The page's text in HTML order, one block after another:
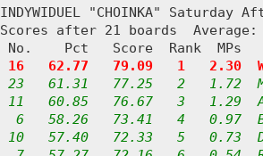
INDYWIDUEL "CHOINKA" Saturday
Scores after 21 boards
No.    Pct   Score  Rank
16   62.77   79.09   1   2.30
23   61.31   77.25   2   1.72
11   60.85   76.67   3   1.29
6   58.26   73.41   4   0.97
10   57.40   72.33   5   0.73